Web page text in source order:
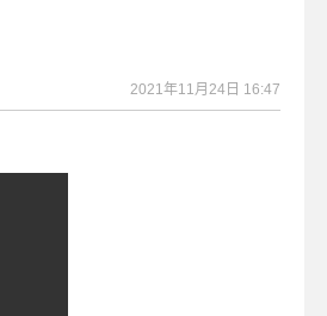
2021年11月24日 16:47